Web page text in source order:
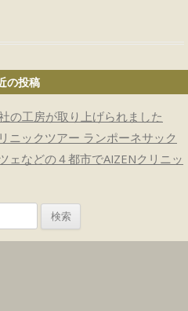
の投稿
の工房が取り上げられました
ックツアー ランポーネサック
ェなどの４都市でAIZENクリニッ